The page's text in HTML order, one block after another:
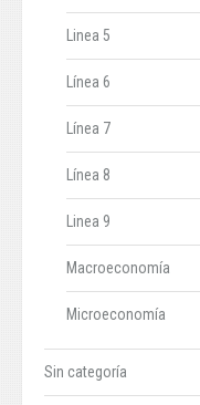
Linea 5
Línea 6
Línea 7
Línea 8
Linea 9
Macroeconomía
Microeconomía
Sin categoría